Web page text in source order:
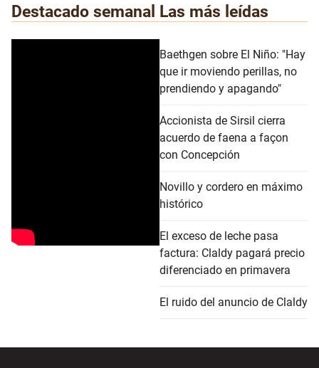
Destacado semanal Las más leídas
Baethgen sobre El Niño: "Hay
que ir moviendo perillas, no
prendiendo y apagando"
Accionista de Sirsil cierra
acuerdo de faena a façon
con Concepción
Novillo y cordero en máximo
histórico
El exceso de leche pasa
factura: Claldy pagará precio
diferenciado en primavera
El ruido del anuncio de Claldy